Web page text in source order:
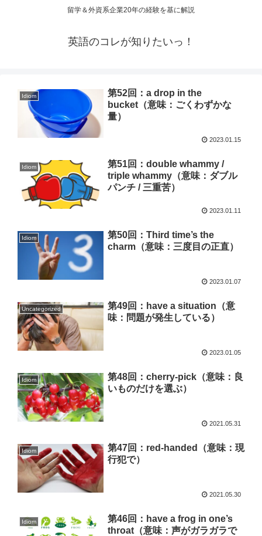
留学＆外資系企業20年の経験を基に解説
英語のコレが知りたいっ！
Idiom
第52回：a drop in the
bucket（意味：ごくわずかな
量）
2023.01.15
Idiom
第51回：double whammy /
triple whammy（意味：ダブル
パンチ / 三重苦）
2023.01.11
Idiom
第50回：Third time’s the
charm（意味：三度目の正直）
2023.01.07
Uncategorized
第49回：have a situation（意
味：問題が発生している）
2023.01.05
Idiom
第48回：cherry-pick（意味：良
いものだけを選ぶ）
2021.05.31
Idiom
第47回：red-handed（意味：現
行犯で）
2021.05.30
Idiom
第46回：have a frog in one’s
throat（意味：声がガラガラで